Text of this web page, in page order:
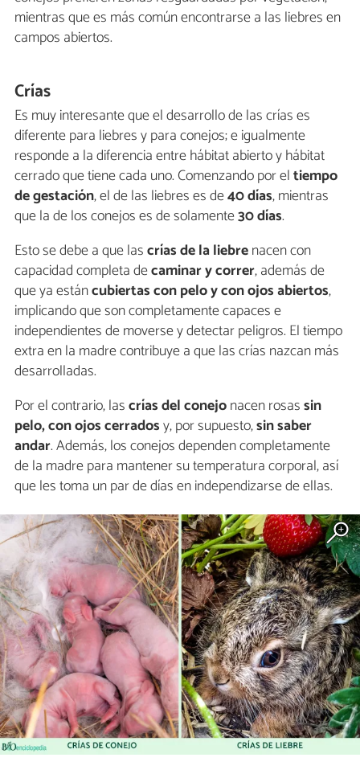
mientras que es más común encontrarse a las liebres en
campos abiertos.
Crías
Es muy interesante que el desarrollo de las crías es
diferente para liebres y para conejos; e igualmente
responde a la diferencia entre hábitat abierto y hábitat
cerrado que tiene cada uno. Comenzando por eltiempo
de gestación, el de las liebres es de40 días, mientras
que la de los conejos es de solamente30 días.
Esto se debe a que lascrías de la liebrenacen con
capacidad completa decaminar y correr, además de
que ya estáncubiertas con pelo y con ojos abiertos,
implicando que son completamente capaces e
independientes de moverse y detectar peligros. El tiempo
extra en la madre contribuye a que las crías nazcan más
desarrolladas.
Por el contrario, lascrías del conejonacen rosassin
pelo, con ojos cerradosy, por supuesto,sin saber
andar. Además, los conejos dependen completamente
de la madre para mantener su temperatura corporal, así
que les toma un par de días en independizarse de ellas.